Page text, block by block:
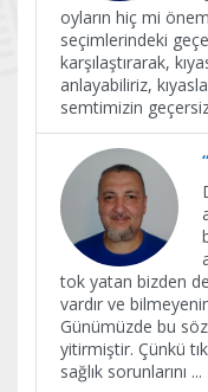
oyların hiç mi
seçimlerindeki
karşılaştırarak,
anlayabiliriz,
semtimizin
tok yatan bizden
vardır ve
Günümüzde bu
yitirmiştir. Çünkü
sağlık sorunlarını ...